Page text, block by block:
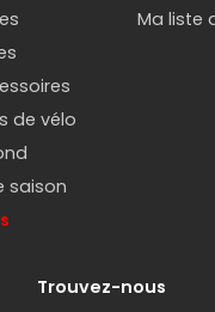
de vélo
saison
Ma liste
Trouvez-nous